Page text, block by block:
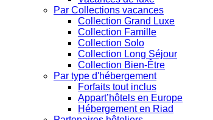
Par Collections vacances
Collection Grand Luxe
Collection Famille
Collection Solo
Collection Long Séjour
Collection Bien-Être
Par type d'hébergement
Forfaits tout inclus
Appart’hôtels en Europe
Hébergement en Riad